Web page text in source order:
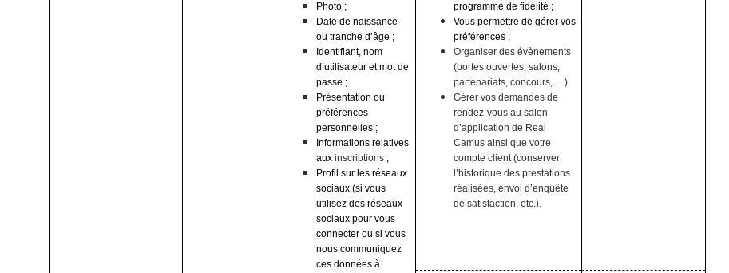
Photo ;
Date de naissance
ou tranche d’âge ;
Identifiant, nom
d’utilisateur et mot de
passe ;
Présentation ou
préférences
personnelles ;
Informations relatives
aux inscriptions;
Profil sur les réseaux
sociaux (si vous
utilisez des réseaux
sociaux pour vous
connecter ou si vous
nous communiquez
ces données à
programme de fidélité ;
Vous permettre de gérer vos
préférences ;
Organiser des évènements
(portes ouvertes, salons,
partenariats, concours, …)
Gérer vos demandes de
rendez-vous au salon
d’application de Real
Camus ainsi que votre
compte client (conserver
l’historique des prestations
réalisées, envoi d’enquête
de satisfaction, etc.).